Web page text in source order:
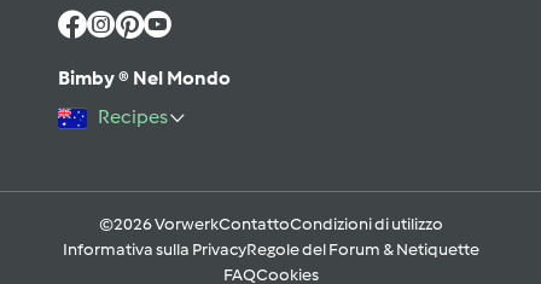
Bimby ® Nel Mondo
Recipes
©2026 VorwerkContattoCondizioni di utilizzo
Informativa sulla PrivacyRegole del Forum & Netiquette
FAQCookies